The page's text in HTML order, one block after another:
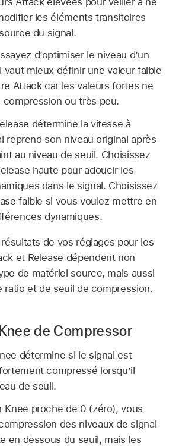
les éléments transitoires
du signal.
d’optimiser le niveau d’un
vaut mieux définir une valeur faible
Attack car les valeurs fortes ne
compression ou très peu.
détermine la vitesse à
reprend son niveau original après
au niveau de seuil. Choisissez
haute pour adoucir les
dans le signal. Choisissez
faible si vous voulez mettre en
dynamiques.
de vos réglages pour les
et Release dépendent non
de matériel source, mais aussi
ratio et de seuil de compression.
de Compressor
détermine si le signal est
compressé lorsqu’il
de seuil.
Knee proche de 0 (zéro), vous
des niveaux de signal
en dessous du seuil, mais les